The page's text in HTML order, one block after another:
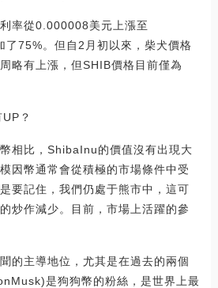
率從0.000008美元上漲至
75%。但自2月初以來，柴犬價格
略有上漲，但SHIB價格目前僅為
？
相比，ShibaInu的價值沒有出現大
因幣通常會從積極的市場條件中受
要記住，我們仍處于熊市中，這可
炒作減少。目前，市場上活躍的參
的主導地位，尤其是在過去的兩個
是狗狗幣的粉絲，是世界上最